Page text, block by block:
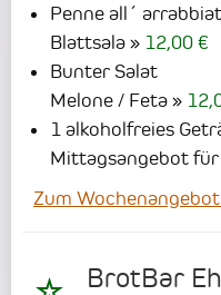
Penne all´
Blattsala
12,00 €
Bunter Salat
Melone / Feta
1 alkoholfreies
Mittagsangebot für
Zum
BrotBar